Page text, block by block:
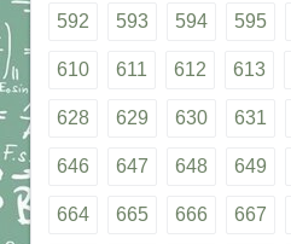
592 593 594 595
610 611 612 613
628 629 630 631
646 647 648 649
664 665 666 667